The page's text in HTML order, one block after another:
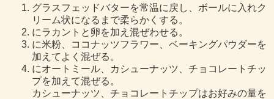
グラスフェッドバターを常温に戻し、ボールに入れク
リーム状になるまで柔らかくする。
にラカントと卵を加え混ぜわせる。
に米粉、ココナッツフラワー、ベーキングパウダーを
加えてよく混ぜる。
にオートミール、カシューナッツ、チョコレートチッ
プを加えて混ぜる。
カシューナッツ、チョコレートチップはお好みの量を